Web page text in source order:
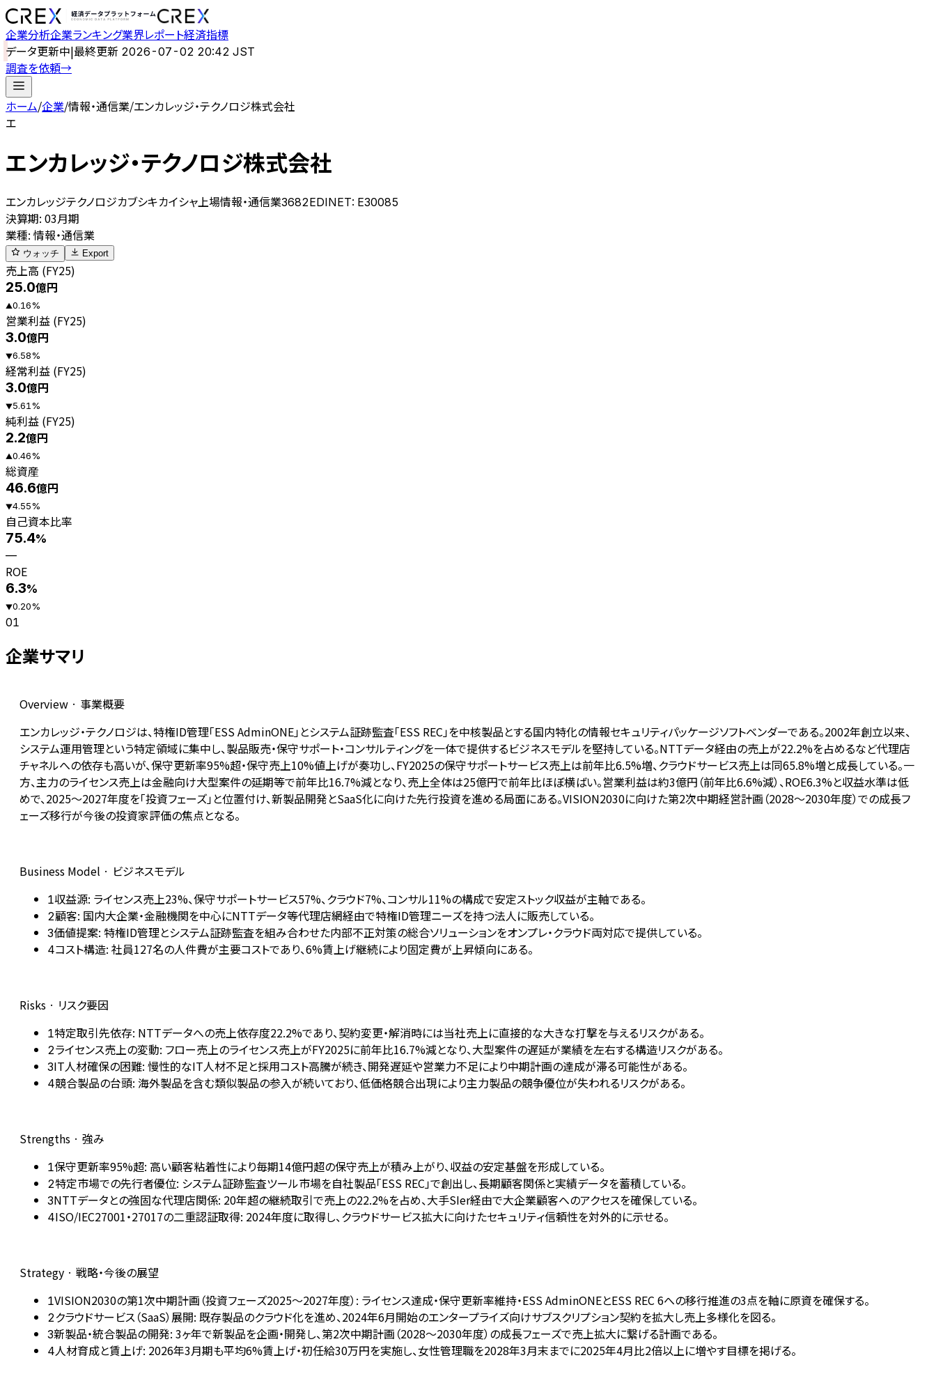
企業分析企業ランキング業界レポート経済指標
データ更新中|最終更新 2026-07-02 20:42 JST
調査を依頼→
ホーム/企業/情報・通信業/エンカレッジ・テクノロジ株式会社
エ
エンカレッジ・テクノロジ株式会社
エンカレッジテクノロジカブシキカイシャ 上場情報・通信業3682EDINET: E30085
決算期: 03月期
業種: 情報・通信業
ウォッチ Export
売上高 (FY25)
25.0億円
▲0.16%
営業利益 (FY25)
3.0億円
▼6.58%
経常利益 (FY25)
3.0億円
▼5.61 %
純利益 (FY25)
2.2億円
▲0.46%
総資産
46.6億円
▼4.55%
自己資本比率
75.4%
—
ROE
6.3%
▼0.20%
01
企業サマリ
Overview · 事業概要
エンカレッジ・テクノロジは、特権ID管理「ESS AdminONE」とシステム証跡監査「ESS REC」を中核製品とする国内特化の情報セキュリティパッケージソフトベンダーである。2002年創立以来、
システム運用管理という特定領域に集中し、製品販売・保守サポート・コンサルティングを一体で提供するビジネスモデルを堅持している。NTTデータ経由の売上が22.2%を占めるなど代理店
チャネルへの依存も高いが、保守更新率95%超・保守売上10%値上げが奏功し、FY2025の保守サポートサービス売上は前年比6.5%増、クラウドサービス売上は同65.8%増と成長している。一
方、主力のライセンス売上は金融向け大型案件の延期等で前年比16.7%減となり、売上全体は25億円で前年比ほぼ横ばい。営業利益は約3億円（前年比6.6%減）、ROE6.3%と収益水準は低
めで、2025〜2027年度を「投資フェーズ」と位置付け、新製品開発とSaaS化に向けた先行投資を進める局面にある。VISION2030に向けた第2次中期経営計画（2028〜2030年度）での成長フ
ェーズ移行が今後の投資家評価の焦点となる。
Business Model · ビジネスモデル
1収益源: ライセンス売上23%、保守サポートサービス57%、クラウド7%、コンサル11%の構成で安定ストック収益が主軸である。
2顧客: 国内大企業・金融機関を中心にNTTデータ等代理店網経由で特権ID管理ニーズを持つ法人に販売している。
3価値提案: 特権ID管理とシステム証跡監査を組み合わせた内部不正対策の総合ソリューションをオンプレ・クラウド両対応で提供している。
4コスト構造: 社員127名の人件費が主要コストであり、6%賃上げ継続により固定費が上昇傾向にある。
Risks · リスク要因
1特定取引先依存: NTTデータへの売上依存度22.2%であり、契約変更・解消時には当社売上に直接的な大きな打撃を与えるリスクがある。
2ライセンス売上の変動: フロー売上のライセンス売上がFY2025に前年比16.7%減となり、大型案件の遅延が業績を左右する構造リスクがある。
3IT人材確保の困難: 慢性的なIT人材不足と採用コスト高騰が続き、開発遅延や営業力不足により中期計画の達成が滞る可能性がある。
4競合製品の台頭: 海外製品を含む類似製品の参入が続いており、低価格競合出現により主力製品の競争優位が失われるリスクがある。
Strengths · 強み
1保守更新率95%超: 高い顧客粘着性により毎期14億円超の保守売上が積み上がり、収益の安定基盤を形成している。
2特定市場での先行者優位: システム証跡監査ツール市場を自社製品「ESS REC」で創出し、長期顧客関係と実績データを蓄積している。
3NTTデータとの強固な代理店関係: 20年超の継続取引で売上の22.2%を占め、大手SIer経由で大企業顧客へのアクセスを確保している。
4ISO/IEC27001・27017の二重認証取得: 2024年度に取得し、クラウドサービス拡大に向けたセキュリティ信頼性を対外的に示せる。
Strategy · 戦略・今後の展望
1VISION2030の第1次中期計画（投資フェーズ2025〜2027年度）: ライセンス達成・保守更新率維持・ESS AdminONEとESS REC 6への移行推進の3点を軸に原資を確保する。
2クラウドサービス（SaaS）展開: 既存製品のクラウド化を進め、2024年6月開始のエンタープライズ向けサブスクリプション契約を拡大し売上多様化を図る。
3新製品・統合製品の開発: 3ヶ年で新製品を企画・開発し、第2次中期計画（2028〜2030年度）の成長フェーズで売上拡大に繋げる計画である。
4人材育成と賃上げ: 2026年3月期も平均6%賃上げ・初任給30万円を実施し、女性管理職を2028年3月末までに2025年4月比2倍以上に増やす目標を掲げる。